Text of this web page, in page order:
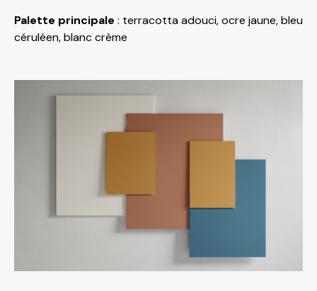
Palette principale : terracotta adouci, ocre jaune, bleu
céruléen, blanc crème